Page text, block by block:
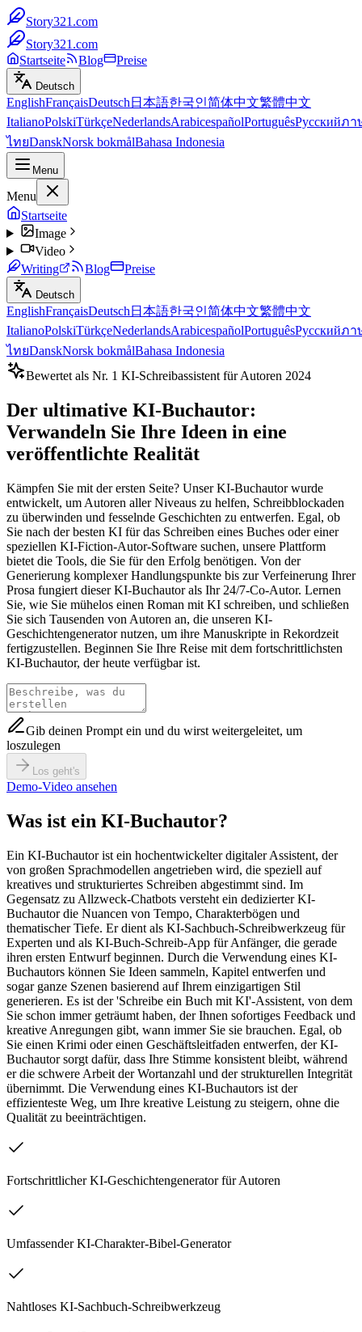
Story321.com
Story321.com
Startseite
Blog Preise
Deutsch
EnglishFrançaisDeutsch 日本語한국인简体中文繁體中文
ItalianoPolskiTürkçeNederlandsArabicespañolPortuguêsРусскийภา
ไทยDanskNorsk bokmålBahasa Indonesia
Menu
Menu
Startseite
Image
Video
Writing
Blog Preise
Deutsch
EnglishFrançaisDeutsch 日本語한국인简体中文繁體中文
ItalianoPolskiTürkçeNederlandsArabicespañolPortuguêsРусскийภา
ไทยDanskNorsk bokmålBahasa Indonesia
Bewertet als Nr. 1 KI-Schreibassistent für Autoren 2024
Der ultimative KI-Buchautor:
Verwandeln Sie Ihre Ideen in eine
veröffentlichte Realität
Kämpfen Sie mit der ersten Seite? Unser KI-Buchautor wurde
entwickelt, um Autoren aller Niveaus zu helfen, Schreibblockaden
zu überwinden und fesselnde Geschichten zu entwerfen. Egal, ob
Sie nach der besten KI für das Schreiben eines Buches oder einer
speziellen KI-Fiction-Autor-Software suchen, unsere Plattform
bietet die Tools, die Sie für den Erfolg benötigen. Von der
Generierung komplexer Handlungspunkte bis zur Verfeinerung Ihrer
Prosa fungiert dieser KI-Buchautor als Ihr 24/7-Co-Autor. Lernen
Sie, wie Sie mühelos einen Roman mit KI schreiben, und schließen
Sie sich Tausenden von Autoren an, die unseren KI-
Geschichtengenerator nutzen, um ihre Manuskripte in Rekordzeit
fertigzustellen. Beginnen Sie Ihre Reise mit dem fortschrittlichsten
KI-Buchautor, der heute verfügbar ist.
Gib deinen Prompt ein und du wirst weitergeleitet, um
loszulegen
Los geht's
Demo-Video ansehen
Was ist ein KI-Buchautor?
Ein KI-Buchautor ist ein hochentwickelter digitaler Assistent, der
von großen Sprachmodellen angetrieben wird, die speziell auf
kreatives und strukturiertes Schreiben abgestimmt sind. Im
Gegensatz zu Allzweck-Chatbots versteht ein dedizierter KI-
Buchautor die Nuancen von Tempo, Charakterbögen und
thematischer Tiefe. Er dient als KI-Sachbuch-Schreibwerkzeug für
Experten und als KI-Buch-Schreib-App für Anfänger, die gerade
ihren ersten Entwurf beginnen. Durch die Verwendung eines KI-
Buchautors können Sie Ideen sammeln, Kapitel entwerfen und
sogar ganze Szenen basierend auf Ihrem einzigartigen Stil
generieren. Es ist der 'Schreibe ein Buch mit KI'-Assistent, von dem
Sie schon immer geträumt haben, der Ihnen sofortiges Feedback und
kreative Anregungen gibt, wann immer Sie sie brauchen. Egal, ob
Sie einen Krimi oder einen Geschäftsleitfaden entwerfen, der KI-
Buchautor sorgt dafür, dass Ihre Stimme konsistent bleibt, während
er die schwere Arbeit der Wortanzahl und der strukturellen Integrität
übernimmt. Die Verwendung eines KI-Buchautors ist der
effizienteste Weg, um Ihre kreative Leistung zu steigern, ohne die
Qualität zu beeinträchtigen.
Fortschrittlicher KI-Geschichtengenerator für Autoren
Umfassender KI-Charakter-Bibel-Generator
Nahtloses KI-Sachbuch-Schreibwerkzeug